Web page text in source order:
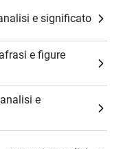
e significato
e figure
e